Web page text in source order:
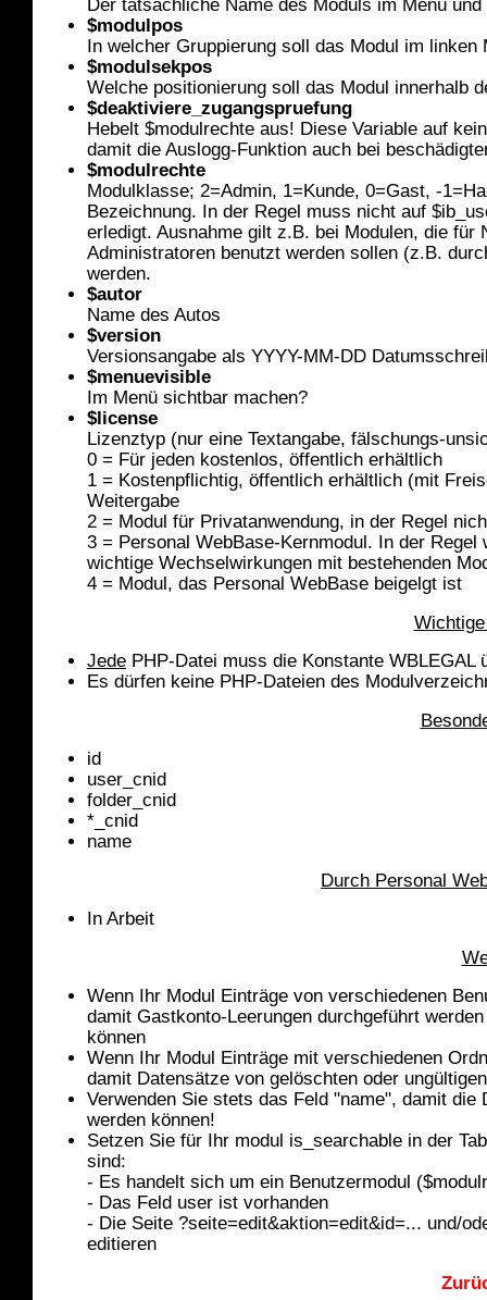
Der tatsächliche Name des Moduls im Menü
$modulpos
In welcher Gruppierung soll das Modul im linken
$modulsekpos
Welche positionierung soll das Modul innerhalb
$deaktiviere_zugangspruefung
Hebelt $modulrechte aus! Diese Variable auf
damit die Auslogg-Funktion auch bei
$modulrechte
Modulklasse; 2=Admin, 1=Kunde, 0=Gast, -
Bezeichnung. In der Regel muss nicht auf
erledigt. Ausnahme gilt z.B. bei Modulen, die
Administratoren benutzt werden sollen (z.B.
werden.
$autor
Name des Autos
$version
Versionsangabe als YYYY-MM-DD
$menuevisible
Im Menü sichtbar machen?
$license
Lizenztyp (nur eine Textangabe, fälschungs-
0 = Für jeden kostenlos, öffentlich erhältlich
1 = Kostenpflichtig, öffentlich erhältlich (mit
Weitergabe
2 = Modul für Privatanwendung, in der Regel
3 = Personal WebBase-Kernmodul. In der
wichtige Wechselwirkungen mit bestehenden
4 = Modul, das Personal WebBase beigelgt ist
Jede PHP-Datei muss die Konstante WBLEGAL
Es dürfen keine PHP-Dateien des
id
user_cnid
folder_cnid
*_cnid
name
Durch Personal
In Arbeit
Wenn Ihr Modul Einträge von verschiedenen
damit Gastkonto-Leerungen durchgeführt
können
Wenn Ihr Modul Einträge mit verschiedenen
damit Datensätze von gelöschten oder
Verwenden Sie stets das Feld "name", damit
werden können!
Setzen Sie für Ihr modul is_searchable in der
sind:
- Es handelt sich um ein Benutzermodul
- Das Feld user ist vorhanden
- Die Seite ?seite=edit&aktion=edit&id=... und/
editieren